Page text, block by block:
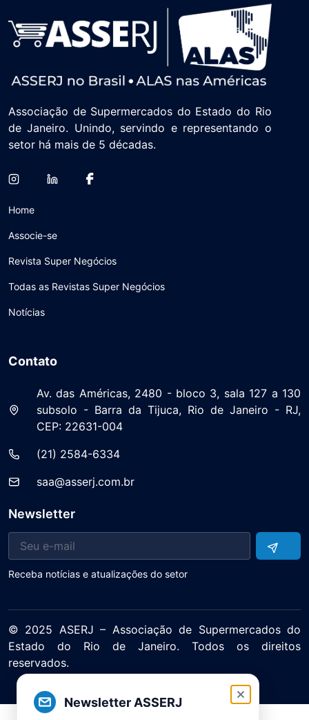
Newsletter ASSERJ
Associação de Supermercados do Estado do Rio
de Janeiro. Unindo, servindo e representando o
setor há mais de 5 décadas.
Home
Associe-se
Revista Super Negócios
Todas as Revistas Super Negócios
Notícias
Contato
Av. das Américas, 2480 - bloco 3, sala 127 a 130
subsolo - Barra da Tijuca, Rio de Janeiro - RJ,
CEP: 22631-004
(21) 2584-6334
saa@asserj.com.br
Newsletter
Receba notícias e atualizações do setor
© 2025 ASERJ – Associação de Supermercados do
Estado do Rio de Janeiro. Todos os direitos
reservados.
Política de Privacidade Termos de Uso